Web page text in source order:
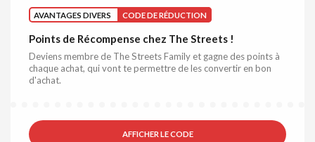
AVANTAGES DIVERS CODE DE RÉDUCTION
Points de Récompense chez The Streets !
Deviens membre de The Streets Family et gagne des points à
chaque achat, qui vont te permettre de les convertir en bon
d'achat.
AFFICHER LE CODE